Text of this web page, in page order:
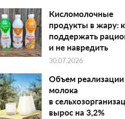
Кисломолочные
продукты в жару:
поддержать
и не навредить
30.07.2026
Объем реализации
молока
в
вырос на 3,2%